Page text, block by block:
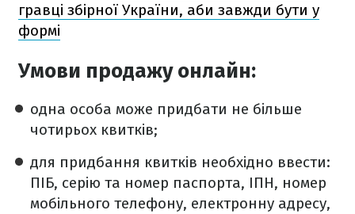
гравці збірної України, аби завжди бути у
формі
Умови продажу онлайн:
одна особа може придбати не більше
чотирьох квитків;
для придбання квитків необхідно ввести:
ПІБ, серію та номер паспорта, ІПН, номер
мобільного телефону, електронну адресу,